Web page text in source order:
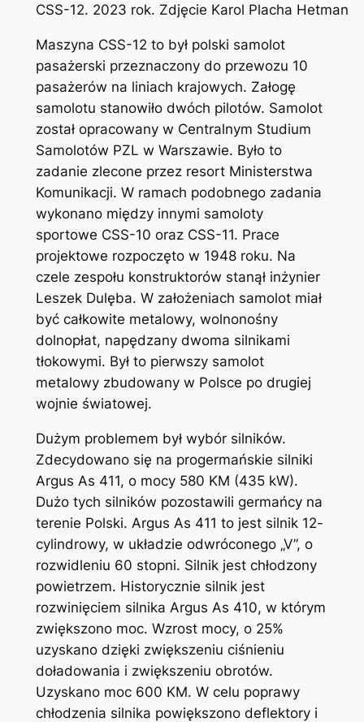
CSS-12. 2023 rok. Zdjęcie Karol Placha Hetman
Maszyna CSS-12 to był polski samolot
pasażerski przeznaczony do przewozu 10
pasażerów na liniach krajowych. Załogę
samolotu stanowiło dwóch pilotów. Samolot
został opracowany w Centralnym Studium
Samolotów PZL w Warszawie. Było to
zadanie zlecone przez resort Ministerstwa
Komunikacji. W ramach podobnego zadania
wykonano między innymi samoloty
sportowe CSS-10 oraz CSS-11. Prace
projektowe rozpoczęto w 1948 roku. Na
czele zespołu konstruktorów stanął inżynier
Leszek Dulęba. W założeniach samolot miał
być całkowite metalowy, wolnonośny
dolnopłat, napędzany dwoma silnikami
tłokowymi. Był to pierwszy samolot
metalowy zbudowany w Polsce po drugiej
wojnie światowej.
Dużym problemem był wybór silników.
Zdecydowano się na progermańskie silniki
Argus As 411, o mocy 580 KM (435 kW).
Dużo tych silników pozostawili germańcy na
terenie Polski. Argus As 411 to jest silnik 12-
cylindrowy, w układzie odwróconego „V”, o
rozwidleniu 60 stopni. Silnik jest chłodzony
powietrzem. Historycznie silnik jest
rozwinięciem silnika Argus As 410, w którym
zwiększono moc. Wzrost mocy, o 25%
uzyskano dzięki zwiększeniu ciśnieniu
doładowania i zwiększeniu obrotów.
Uzyskano moc 600 KM. W celu poprawy
chłodzenia silnika powiększono deflektory i